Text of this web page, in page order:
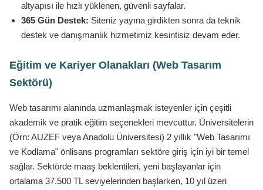
altyapısı ile hızlı yüklenen, güvenli sayfalar.
365 Gün Destek: Siteniz yayına girdikten sonra da teknik
destek ve danışmanlık hizmetimiz kesintisiz devam eder.
Eğitim ve Kariyer Olanakları (Web Tasarım
Sektörü)
Web tasarımı alanında uzmanlaşmak isteyenler için çeşitli
akademik ve pratik eğitim seçenekleri mevcuttur. Üniversitelerin
(Örn: AUZEF veya Anadolu Üniversitesi) 2 yıllık "Web Tasarımı
ve Kodlama" önlisans programları sektöre giriş için iyi bir temel
sağlar. Sektörde maaş beklentileri, yeni başlayanlar için
ortalama 37.500 TL seviyelerinden başlarken, 10 yıl üzeri